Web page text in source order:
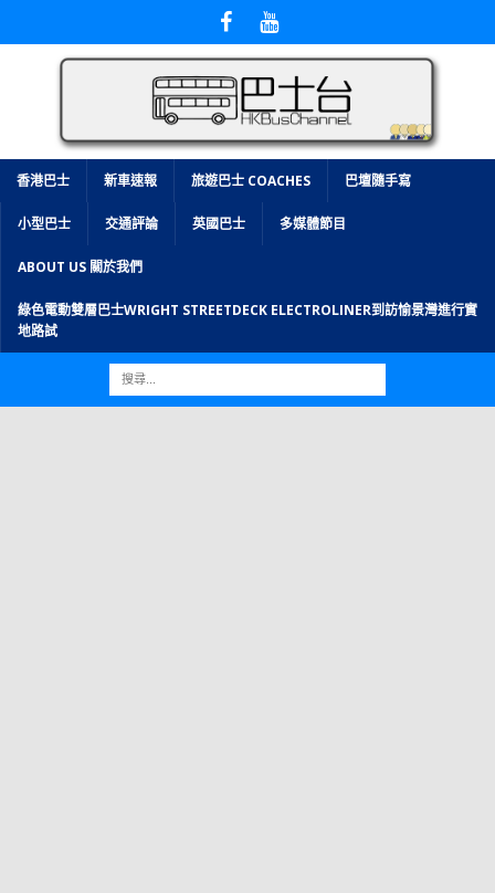
香港巴士 新車速報 旅遊巴士 COACHES 巴壇隨手寫
小型巴士 交通評論 英國巴士 多媒體節目
ABOUT US 關於我們
綠色電動雙層巴士WRIGHT STREETDECK ELECTROLINER到訪愉景灣進行實
地路試